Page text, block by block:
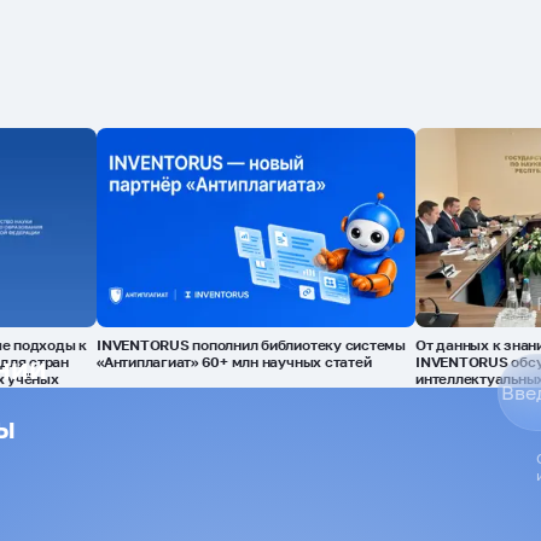
подходы к
стран
учёных
INVENTORUS пополнил библиотеку системы
«Антиплагиат» 60+ млн научных статей
От данных к
INVENTORUS